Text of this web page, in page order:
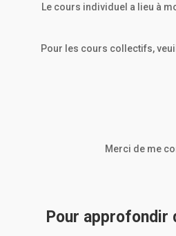
Le cours individuel a lieu à
Pour les cours collectifs,
Merci de me
Pour approfondir